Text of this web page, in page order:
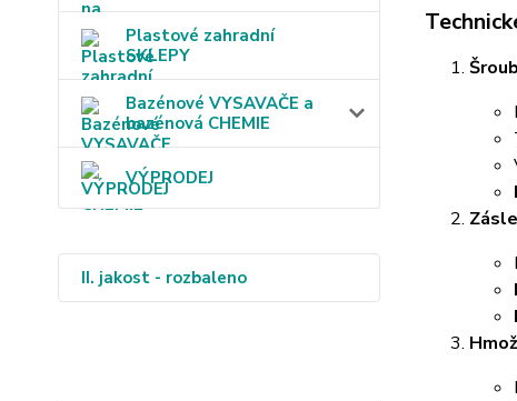
Plastové zahradní
SKLEPY
Bazénové VYSAVAČE a
bazénová CHEMIE
VÝPRODEJ
II. jakost - rozbaleno